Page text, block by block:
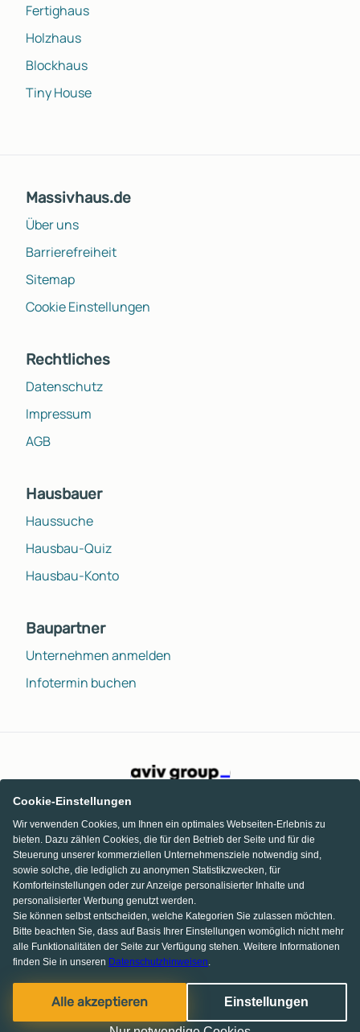
Fertighaus
Holzhaus
Blockhaus
Tiny House
Massivhaus.de
Über uns
Barrierefreiheit
Sitemap
Cookie Einstellungen
Rechtliches
Datenschutz
Impressum
AGB
Hausbauer
Haussuche
Hausbau-Quiz
Hausbau-Konto
Baupartner
Unternehmen anmelden
Infotermin buchen
© 2013-2026 MS media systems GmbH
Facebook
Pinterest
Instagram
Cookie-Einstellungen
Wir verwenden Cookies, um Ihnen ein optimales Webseiten-Erlebnis zu
bieten. Dazu zählen Cookies, die für den Betrieb der Seite und für die
Steuerung unserer kommerziellen Unternehmensziele notwendig sind,
sowie solche, die lediglich zu anonymen Statistikzwecken, für
Komforteinstellungen oder zur Anzeige personalisierter Inhalte und
personalisierter Werbung genutzt werden.
Sie können selbst entscheiden, welche Kategorien Sie zulassen möchten.
Bitte beachten Sie, dass auf Basis Ihrer Einstellungen womöglich nicht mehr
alle Funktionalitäten der Seite zur Verfügung stehen. Weitere Informationen
finden Sie in unseren Datenschutzhinweisen.
Alle akzeptieren Einstellungen